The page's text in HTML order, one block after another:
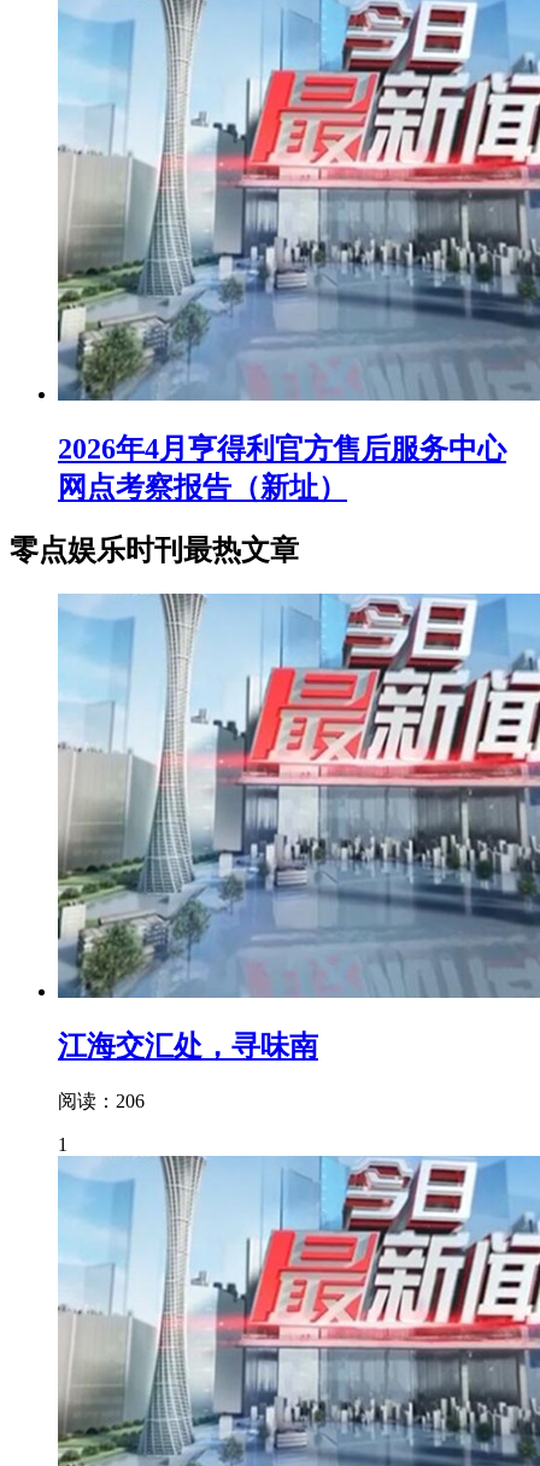
2026年4月亨得利官方售后服务中心
网点考察报告（新址）
零点娱乐时刊最热文章
江海交汇处，寻味南
阅读：206
1